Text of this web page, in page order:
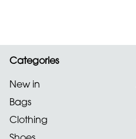
Categories
New in
Bags
Clothing